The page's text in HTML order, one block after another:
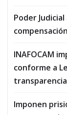
Poder
INAFOCAM
conforme a
Imponen